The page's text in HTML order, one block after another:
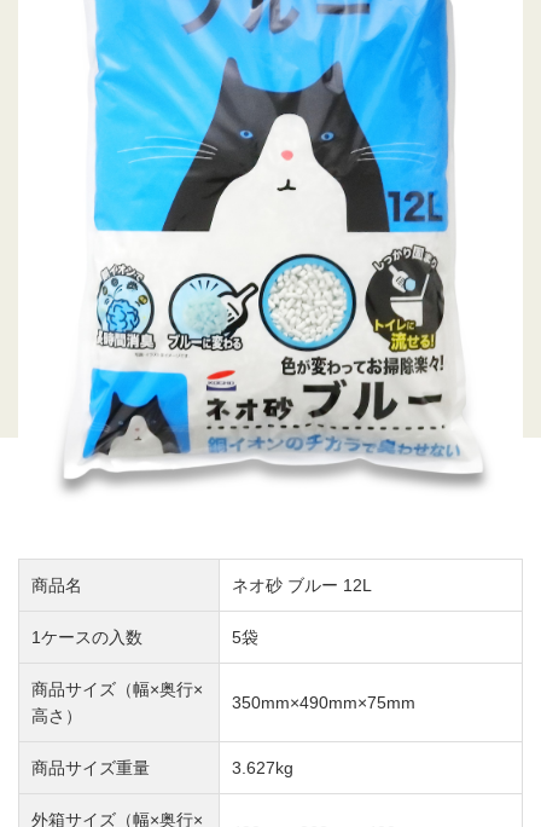
商品名 ネオ砂 ブルー 12L
1ケースの入数 5袋
商品サイズ（幅×奥行×
高さ）
350mm×490mm×75mm
商品サイズ重量 3.627kg
外箱サイズ（幅×奥行×